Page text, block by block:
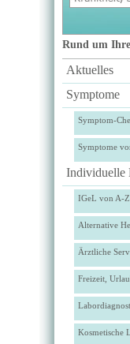
Rund um
Aktuelles
Symptome
Symptom-
Symptome
Individuelle
IGeL von A-Z
Alternative
Ärztliche
Freizeit,
Kosmetische